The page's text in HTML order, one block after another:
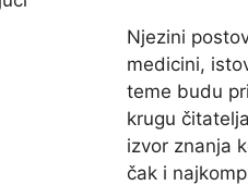
Njezini
medicini,
teme budu
krugu
izvor znanja
čak i